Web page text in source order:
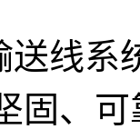
送线系
固、